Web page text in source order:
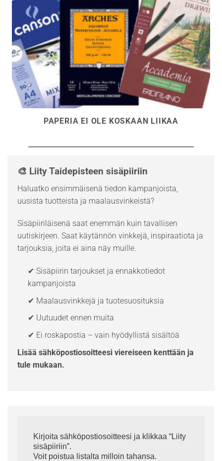
PAPERIA EI OLE KOSKAAN LIIKAA
🎨 Liity Taidepisteen sisäpiiriin
Haluatko ensimmäisenä tiedon kampanjoista,
uusista tuotteista ja maalausvinkeistä?
Sisäpiiriläisenä saat enemmän kuin tavallisen
uutiskirjeen. Saat käytännön vinkkejä, inspiraatiota ja
tarjouksia, joita ei aina näy muille.
✔ Sisäpiirin tarjoukset ja ennakkotiedot
kampanjoista
✔ Maalausvinkkejä ja tuotesuosituksia
✔ Uutuudet ennen muita
✔ Ei roskapostia – vain hyödyllistä sisältöä
Lisää sähköpostiosoitteesi viereiseen kenttään ja
tule mukaan.
Kirjoita sähköpostiosoitteesi ja klikkaa “Liity
sisäpiiriin”.
Voit poistua listalta milloin tahansa.